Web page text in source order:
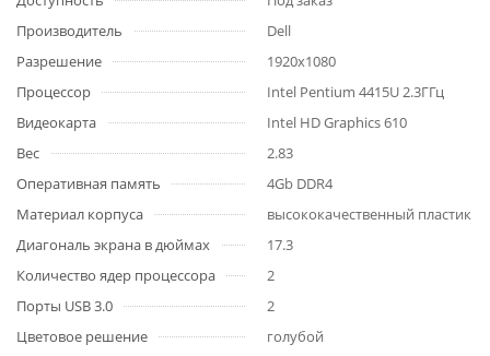
Производитель
Dell
Разрешение
1920x1080
Процессор
Intel Pentium 4415U 2.3ГГц
Видеокарта
Intel HD Graphics 610
Вес
2.83
Оперативная память
4Gb DDR4
Материал корпуса
высококачественный пластик
Диагональ экрана в дюймах
17.3
Количество ядер процессора
2
Порты USB 3.0
2
Цветовое решение
голубой